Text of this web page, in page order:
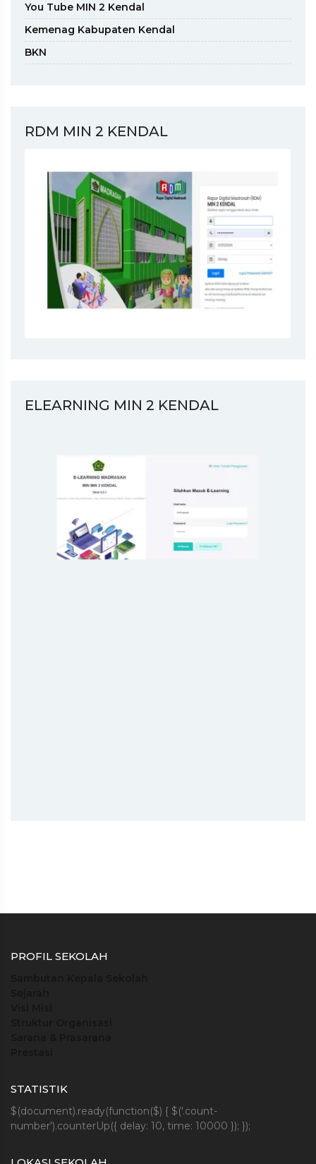
You Tube MIN 2 Kendal
Kemenag Kabupaten Kendal
BKN
RDM MIN 2 KENDAL
ELEARNING MIN 2 KENDAL
PROFIL SEKOLAH
STATISTIK
$(document).ready(function($) { $('.count-
number').counterUp({ delay: 10, time: 10000 }); });